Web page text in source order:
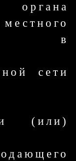
органа
в
сети
и (или)